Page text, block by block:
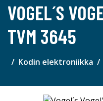
VOGEL´S
TVM 3645
Kodin elektroniikka